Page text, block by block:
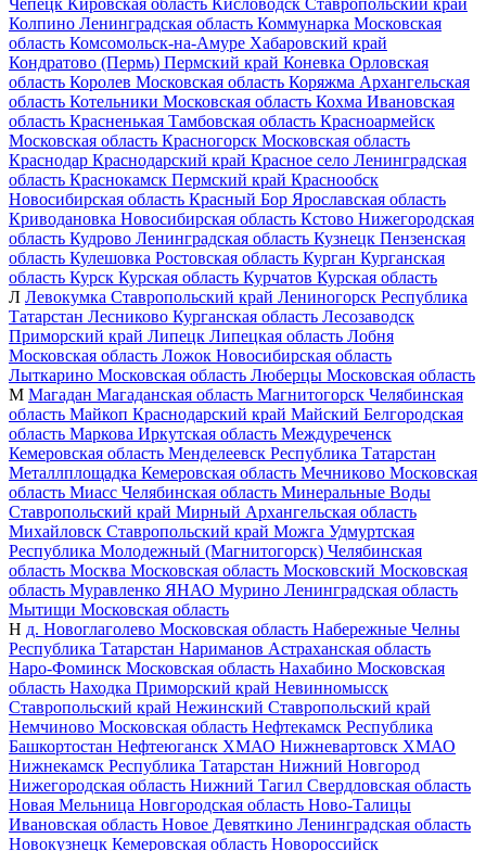
Чепецк Кировская область Кисловодск Ставропольский край
Колпино Ленинградская область Коммунарка Московская
область Комсомольск-на-Амуре Хабаровский край
Кондратово (Пермь) Пермский край Коневка Орловская
область Королев Московская область Коряжма Архангельская
область Котельники Московская область Кохма Ивановская
область Красненькая Тамбовская область Красноармейск
Московская область Красногорск Московская область
Краснодар Краснодарский край Красное село Ленинградская
область Краснокамск Пермский край Краснообск
Новосибирская область Красный Бор Ярославская область
Криводановка Новосибирская область Кстово Нижегородская
область Кудрово Ленинградская область Кузнецк Пензенская
область Кулешовка Ростовская область Курган Курганская
область Курск Курская область Курчатов Курская область
Л Левокумка Ставропольский край Лениногорск Республика
Татарстан Лесниково Курганская область Лесозаводск
Приморский край Липецк Липецкая область Лобня
Московская область Ложок Новосибирская область
Лыткарино Московская область Люберцы Московская область
М Магадан Магаданская область Магнитогорск Челябинская
область Майкоп Краснодарский край Майский Белгородская
область Маркова Иркутская область Междуреченск
Кемеровская область Менделеевск Республика Татарстан
Металлплощадка Кемеровская область Мечниково Московская
область Миасс Челябинская область Минеральные Воды
Ставропольский край Мирный Архангельская область
Михайловск Ставропольский край Можга Удмуртская
Республика Молодежный (Магнитогорск) Челябинская
область Москва Московская область Московский Московская
область Муравленко ЯНАО Мурино Ленинградская область
Мытищи Московская область
Н д. Новоглаголево Московская область Набережные Челны
Республика Татарстан Нариманов Астраханская область
Наро-Фоминск Московская область Нахабино Московская
область Находка Приморский край Невинномысск
Ставропольский край Нежинский Ставропольский край
Немчиново Московская область Нефтекамск Республика
Башкортостан Нефтеюганск ХМАО Нижневартовск ХМАО
Нижнекамск Республика Татарстан Нижний Новгород
Нижегородская область Нижний Тагил Свердловская область
Новая Мельница Новгородская область Ново-Талицы
Ивановская область Новое Девяткино Ленинградская область
Новокузнецк Кемеровская область Новороссийск